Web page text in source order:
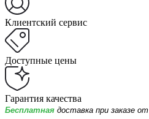
Клиентский сервис
Доступные цены
Гарантия качества
Бесплатная доставка при заказе от